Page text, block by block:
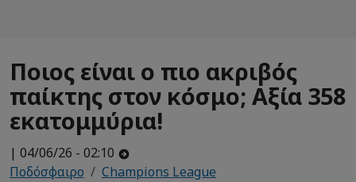
Ποιος είναι ο πιο ακριβός
παίκτης στον κόσμο; Αξία 358
εκατομμύρια!
| 04/06/26 - 02:10
Ποδόσφαιρο
Champions League